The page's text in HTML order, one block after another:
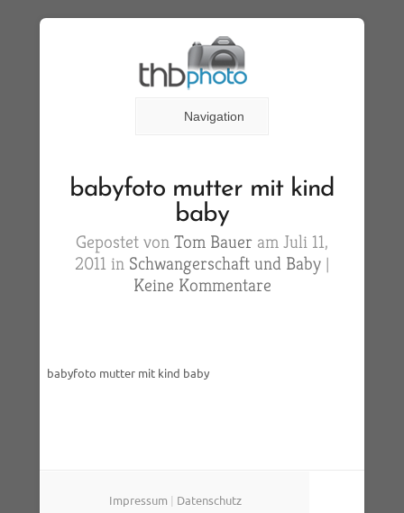
Navigation
babyfoto mutter mit kind
baby
Gepostet von Tom Bauer am Juli 11,
2011 in Schwangerschaft und Baby |
Keine Kommentare
babyfoto mutter mit kind baby
Impressum | Datenschutz